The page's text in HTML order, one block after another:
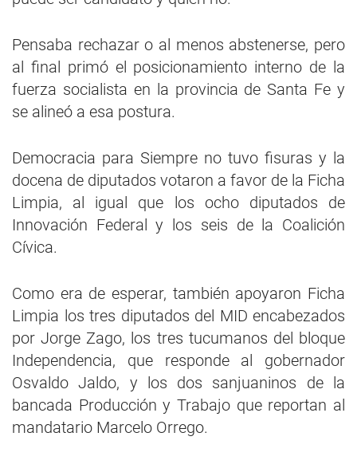
Pensaba rechazar o al menos abstenerse, pero
al final primó el posicionamiento interno de la
fuerza socialista en la provincia de Santa Fe y
se alineó a esa postura.
Democracia para Siempre no tuvo fisuras y la
docena de diputados votaron a favor de la Ficha
Limpia, al igual que los ocho diputados de
Innovación Federal y los seis de la Coalición
Cívica.
Como era de esperar, también apoyaron Ficha
Limpia los tres diputados del MID encabezados
por Jorge Zago, los tres tucumanos del bloque
Independencia, que responde al gobernador
Osvaldo Jaldo, y los dos sanjuaninos de la
bancada Producción y Trabajo que reportan al
mandatario Marcelo Orrego.